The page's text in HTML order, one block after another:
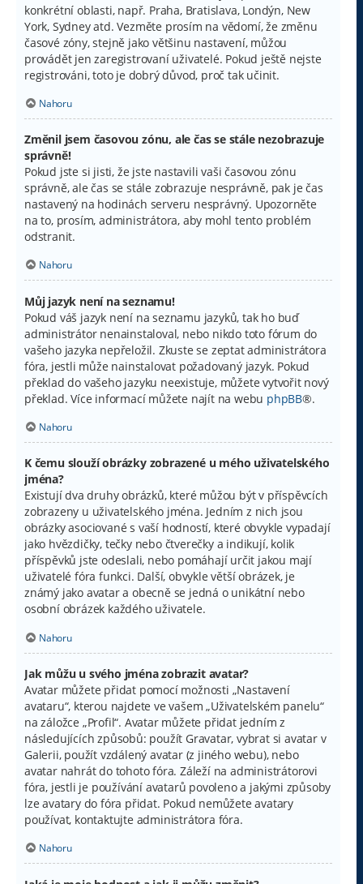
konkrétní oblasti, např. Praha, Bratislava, Londýn, New
York, Sydney atd. Vezměte prosím na vědomí, že změnu
časové zóny, stejně jako většinu nastavení, můžou
provádět jen zaregistrovaní uživatelé. Pokud ještě nejste
registrováni, toto je dobrý důvod, proč tak učinit.
Nahoru
Změnil jsem časovou zónu, ale čas se stále nezobrazuje
správně!
Pokud jste si jisti, že jste nastavili vaši časovou zónu
správně, ale čas se stále zobrazuje nesprávně, pak je čas
nastavený na hodinách serveru nesprávný. Upozorněte
na to, prosím, administrátora, aby mohl tento problém
odstranit.
Nahoru
Můj jazyk není na seznamu!
Pokud váš jazyk není na seznamu jazyků, tak ho buď
administrátor nenainstaloval, nebo nikdo toto fórum do
vašeho jazyka nepřeložil. Zkuste se zeptat administrátora
fóra, jestli může nainstalovat požadovaný jazyk. Pokud
překlad do vašeho jazyku neexistuje, můžete vytvořit nový
překlad. Více informací můžete najít na webu phpBB®.
Nahoru
K čemu slouží obrázky zobrazené u mého uživatelského
jména?
Existují dva druhy obrázků, které můžou být v příspěvcích
zobrazeny u uživatelského jména. Jedním z nich jsou
obrázky asociované s vaší hodností, které obvykle vypadají
jako hvězdičky, tečky nebo čtverečky a indikují, kolik
příspěvků jste odeslali, nebo pomáhají určit jakou mají
uživatelé fóra funkci. Další, obvykle větší obrázek, je
známý jako avatar a obecně se jedná o unikátní nebo
osobní obrázek každého uživatele.
Nahoru
Jak můžu u svého jména zobrazit avatar?
Avatar můžete přidat pomocí možnosti „Nastavení
avataru“, kterou najdete ve vašem „Uživatelském panelu“
na záložce „Profil“. Avatar můžete přidat jedním z
následujících způsobů: použít Gravatar, vybrat si avatar v
Galerii, použít vzdálený avatar (z jiného webu), nebo
avatar nahrát do tohoto fóra. Záleží na administrátorovi
fóra, jestli je používání avatarů povoleno a jakými způsoby
lze avatary do fóra přidat. Pokud nemůžete avatary
používat, kontaktujte administrátora fóra.
Nahoru